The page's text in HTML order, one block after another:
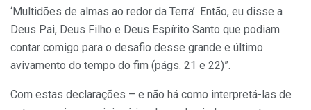
‘Multidões de almas ao redor da Terra’. Então, eu disse a
Deus Pai, Deus Filho e Deus Espírito Santo que podiam
contar comigo para o desafio desse grande e último
avivamento do tempo do fim (págs. 21 e 22)”.
Com estas declarações – e não há como interpretá-las de